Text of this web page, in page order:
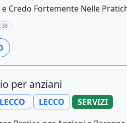
e Credo Fortemente Nelle
per anziani
LECCO LECCO
SERVIZI